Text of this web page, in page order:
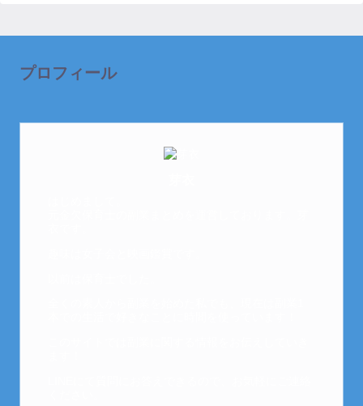
プロフィール